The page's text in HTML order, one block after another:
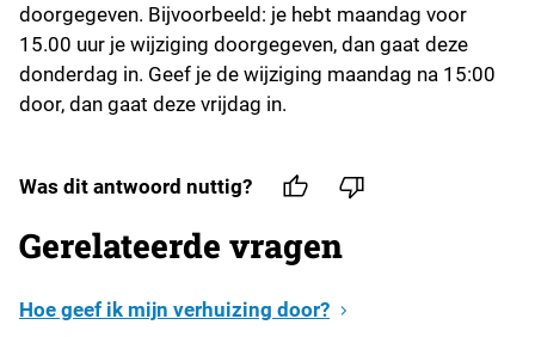
doorgegeven. Bijvoorbeeld: je hebt maandag voor
15.00 uur je wijziging doorgegeven, dan gaat deze
donderdag in. Geef je de wijziging maandag na 15:00
door, dan gaat deze vrijdag in.
Was dit antwoord nuttig?
Gerelateerde vragen
Hoe geef ik mijn verhuizing door?